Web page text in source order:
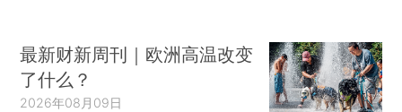
最新财新周刊｜欧洲高温改变
了什么？
2026年08月09日